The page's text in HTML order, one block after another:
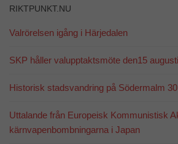
RIKTPUNKT.NU
Valrörelsen igång i Härjedalen
SKP håller valupptaktsmöte den15
Historisk stadsvandring på Södermalm
Uttalande från Europeisk Kommunistisk
kärnvapenbombningarna i Japan